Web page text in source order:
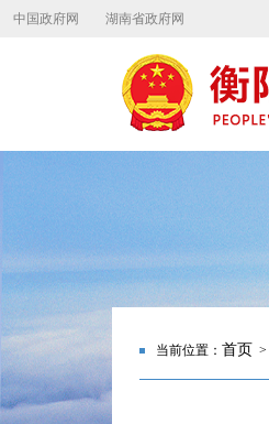
中国政府网 湖南省政府网
当前位置： 首页 >